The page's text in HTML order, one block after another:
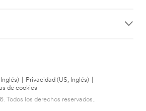
Inglés) Privacidad (US, Inglés)
de cookies
Todos los derechos reservados..